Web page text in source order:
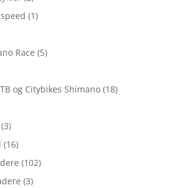
(1)
Race (5)
og Citybikes Shimano (18)
(3)
(16)
(102)
(3)